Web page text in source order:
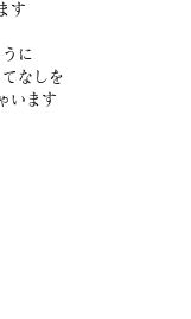
す
に
なしを
います